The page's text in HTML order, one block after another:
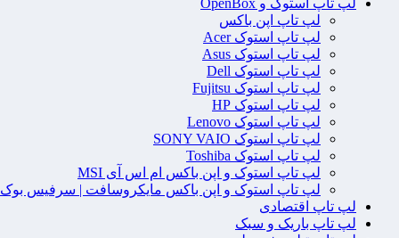
لپ تاپ اپن باکس
لپ تاپ استوک Acer
لپ تاپ استوک Asus
لپ تاپ استوک Dell
لپ تاپ استوک Fujitsu
لپ تاپ استوک HP
لپ تاپ استوک Lenovo
لپ تاپ استوک SONY VAIO
لپ تاپ استوک Toshiba
لپ تاپ استوک و اپن باکس ام اس آی MSI
لپ تاپ استوک و اپن باکس مایکروسافت | سرفیس بوک
لپ تاپ اقتصادی
لپ تاپ باریک و سبک